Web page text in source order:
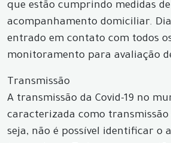
que estão cumprindo medidas de
acompanhamento domiciliar.
entrado em contato com todos
monitoramento para avaliação
Transmissão
A transmissão da Covid-19 no
caracterizada como
seja, não é possível identificar o